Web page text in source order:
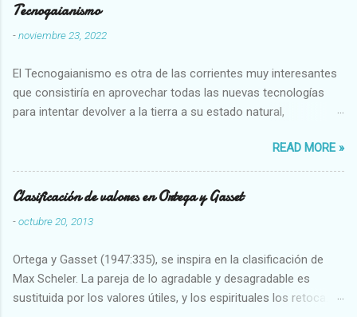
Tecnogaianismo
-noviembre 23, 2022
El Tecnogaianismo es otra de las corrientes muy interesantes
que consistiría en aprovechar todas las nuevas tecnologías
para intentar devolver a la tierra a su estado natural,
READ MORE »
Clasificación de valores en Ortega y Gasset
-octubre 20, 2013
Ortega y Gasset (1947:335), se inspira en la clasificación de
Max Scheler. La pareja de lo agradable y desagradable es
sustituida por los valores útiles, y los espirituales los retoca.